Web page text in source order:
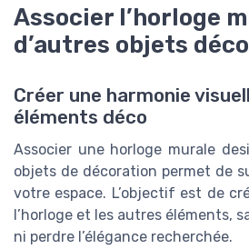
Associer l’horloge
d’autres objets déco
Créer une harmonie
éléments déco
Associer une horloge murale
objets de décoration permet de
votre espace. L’objectif est de
l’horloge et les autres éléments,
ni perdre l’élégance recherchée.